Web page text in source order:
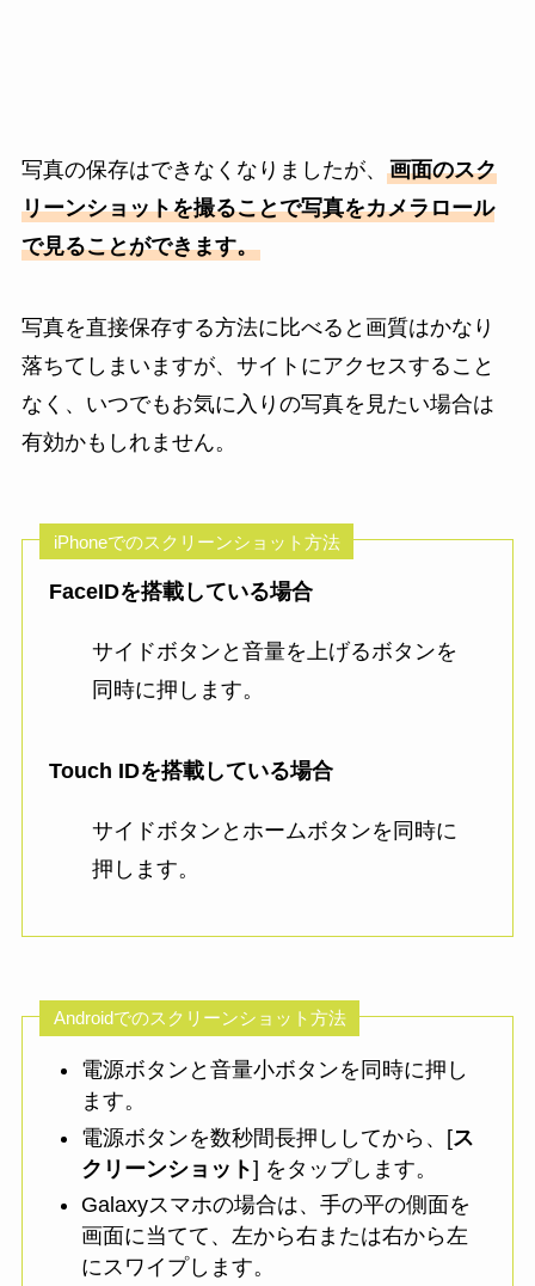
写真の保存はできなくなりましたが、 画面のスク
リーンショットを撮ることで写真をカメラロール
で見ることができます。
写真を直接保存する方法に比べると画質はかなり
落ちてしまいますが、サイトにアクセスすること
なく、いつでもお気に入りの写真を見たい場合は
有効かもしれません。
iPhoneでのスクリーンショット方法
FaceIDを搭載している場合
サイドボタンと音量を上げるボタンを
同時に押します。
Touch IDを搭載している場合
サイドボタンとホームボタンを同時に
押します。
Androidでのスクリーンショット方法
電源ボタンと音量小ボタンを同時に押し
ます。
電源ボタンを数秒間長押ししてから、[ス
クリーンショット] をタップします。
Galaxyスマホの場合は、手の平の側面を
画面に当てて、左から右または右から左
にスワイプします。